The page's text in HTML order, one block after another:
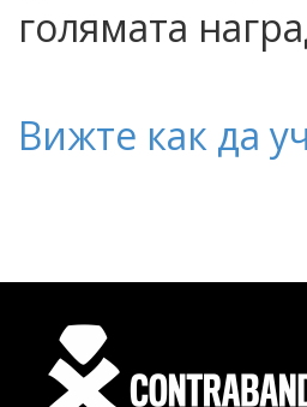
голямата
Вижте как да